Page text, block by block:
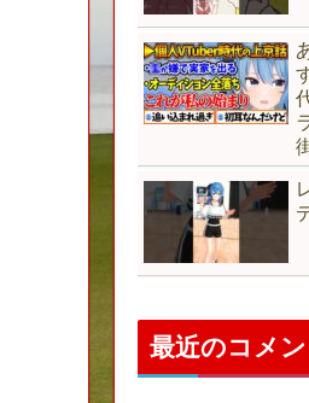
最近のコメン